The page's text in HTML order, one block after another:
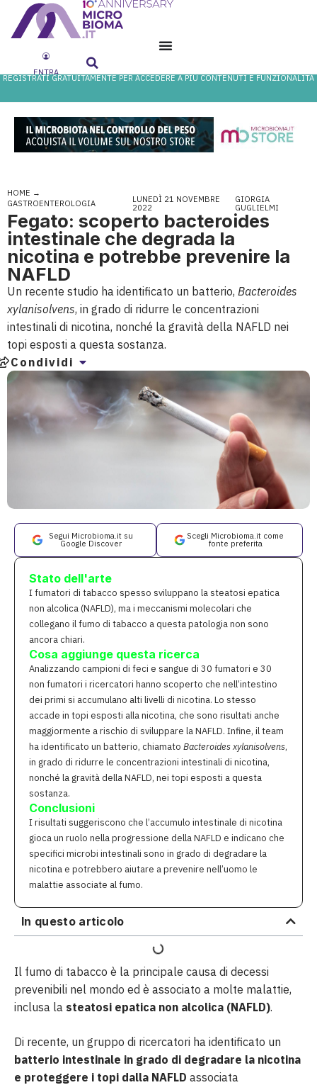
ENTRA
REGISTRATI GRATUITAMENTE PER ACCEDERE A PIÙ CONTENUTI E FUNZIONALITÀ
HOME →
GASTROENTEROLOGIA
LUNEDÌ 21 NOVEMBRE
2022
GIORGIA
GUGLIELMI
Fegato: scoperto bacteroides
intestinale che degrada la
nicotina e potrebbe prevenire la
NAFLD
Un recente studio ha identificato un batterio, Bacteroides
xylanisolvens, in grado di ridurre le concentrazioni
intestinali di nicotina, nonché la gravità della NAFLD nei
topi esposti a questa sostanza.
Condividi
Segui Microbioma.it su
Google Discover
Scegli Microbioma.it come
fonte preferita
Stato dell'arte
I fumatori di tabacco spesso sviluppano la steatosi epatica
non alcolica (NAFLD), ma i meccanismi molecolari che
collegano il fumo di tabacco a questa patologia non sono
ancora chiari.
Cosa aggiunge questa ricerca
Analizzando campioni di feci e sangue di 30 fumatori e 30
non fumatori i ricercatori hanno scoperto che nell’intestino
dei primi si accumulano alti livelli di nicotina. Lo stesso
accade in topi esposti alla nicotina, che sono risultati anche
maggiormente a rischio di sviluppare la NAFLD. Infine, il team
ha identificato un batterio, chiamato Bacteroides xylanisolvens,
in grado di ridurre le concentrazioni intestinali di nicotina,
nonché la gravità della NAFLD, nei topi esposti a questa
sostanza.
Conclusioni
I risultati suggeriscono che l’accumulo intestinale di nicotina
gioca un ruolo nella progressione della NAFLD e indicano che
specifici microbi intestinali sono in grado di degradare la
nicotina e potrebbero aiutare a prevenire nell’uomo le
malattie associate al fumo.
In questo articolo
Il fumo di tabacco è la principale causa di decessi
prevenibili nel mondo ed è associato a molte malattie,
inclusa la steatosi epatica non alcolica (NAFLD).
Di recente, un gruppo di ricercatori ha identificato un
batterio intestinale in grado di degradare la nicotina
e proteggere i topi dalla NAFLD associata